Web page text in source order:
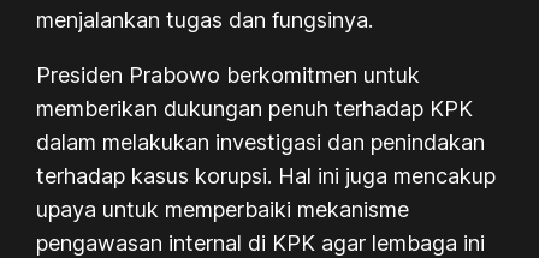
menjalankan tugas dan fungsinya.
Presiden Prabowo berkomitmen untuk
memberikan dukungan penuh terhadap KPK
dalam melakukan investigasi dan penindakan
terhadap kasus korupsi. Hal ini juga mencakup
upaya untuk memperbaiki mekanisme
pengawasan internal di KPK agar lembaga ini